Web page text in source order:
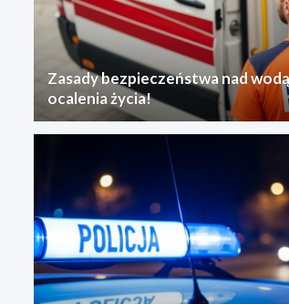
Zasady bezpieczeństwa nad
ocalenia życia!